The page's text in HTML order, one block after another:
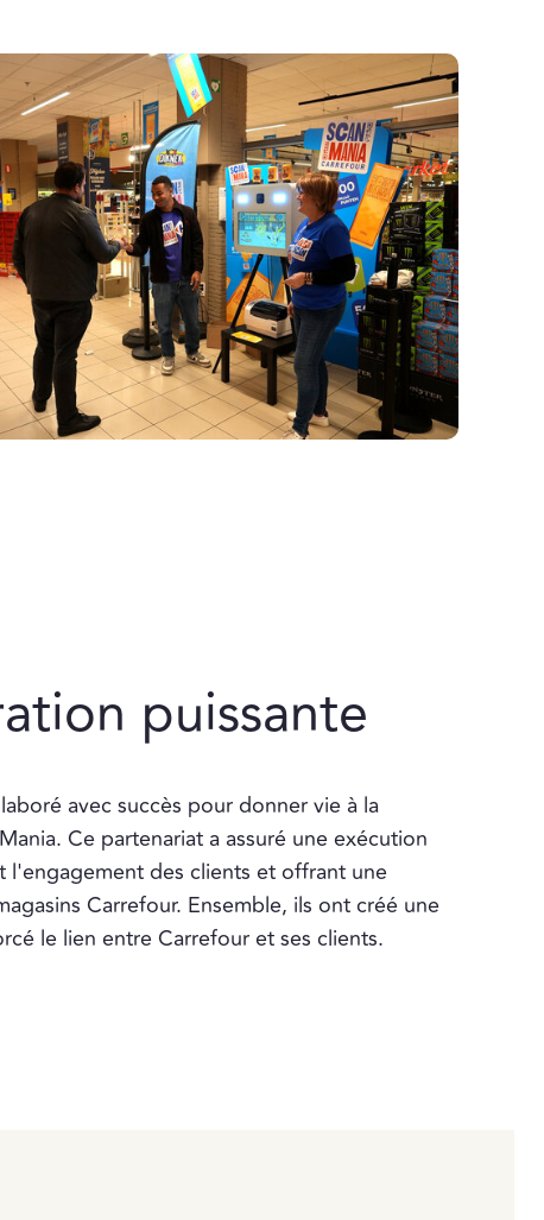
puissante
avec succès pour donner vie à la
Ce partenariat a assuré une exécution
des clients et offrant une
Carrefour. Ensemble, ils ont créé une
le lien entre Carrefour et ses clients.